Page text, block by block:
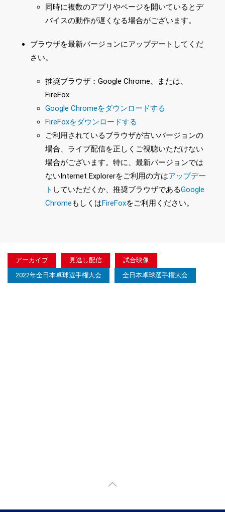
同時に複数のアプリやページを開いているとデ
バイスの動作が遅くなる場合がございます。
ブラウザを最新バージョンにアップデートしてくだ
さい。
推奨ブラウザ：Google Chrome、または、
FireFox
Google Chromeをダウンロードする
FireFoxをダウンロードする
ご利用されているブラウザが古いバージョンの
場合、ライブ配信を正しくご視聴いただけない
場合がございます。特に、最新バージョンでは
ないInternet Explorerをご利用の方はアップデー
ト していただくか、推奨ブラウザであるGoogle
ChromeもしくはFireFoxをご利用ください。
アーカイブ 見逃し配信
試合映像
2022年全日本卓球選手権大会
全日本卓球選手権大会